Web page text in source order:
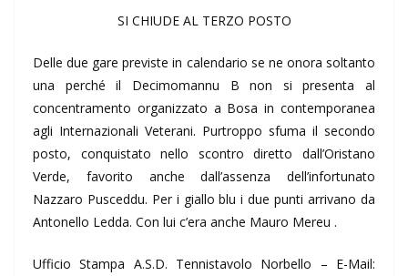
SI CHIUDE AL TERZO POSTO
Delle due gare previste in calendario se ne onora soltanto
una perché il Decimomannu B non si presenta al
concentramento organizzato a Bosa in contemporanea
agli Internazionali Veterani. Purtroppo sfuma il secondo
posto, conquistato nello scontro diretto dall’Oristano
Verde, favorito anche dall’assenza dell’infortunato
Nazzaro Pusceddu. Per i giallo blu i due punti arrivano da
Antonello Ledda. Con lui c’era anche Mauro Mereu .
Ufficio Stampa A.S.D. Tennistavolo Norbello – E-Mail: